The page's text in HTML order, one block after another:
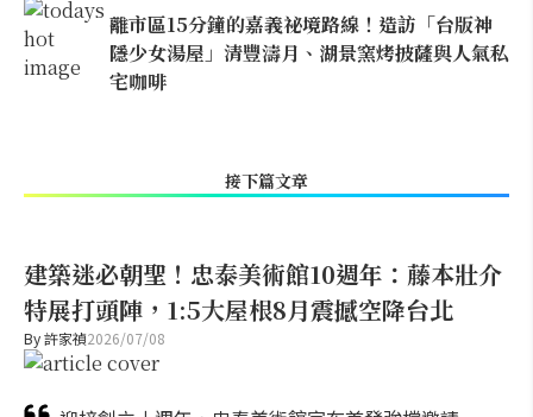
離市區15分鐘的嘉義祕境路線！造訪「台版神
隱少女湯屋」清豐濤月、湖景窯烤披薩與人氣私
宅咖啡
接下篇文章
建築迷必朝聖！忠泰美術館10週年：藤本壯介
特展打頭陣，1:5大屋根8月震撼空降台北
By許家禎2026/07/08